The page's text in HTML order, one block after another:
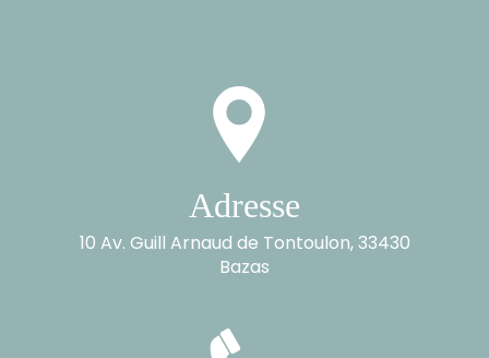
Adresse
10 Av. Guill Arnaud de Tontoulon, 33430
Bazas